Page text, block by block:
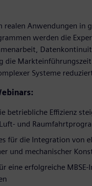
realen Anwendungen in
werden die
die
Systeme
betriebliche Effizienz
und
für die Integration von
und mechanischer
eine erfolgreiche